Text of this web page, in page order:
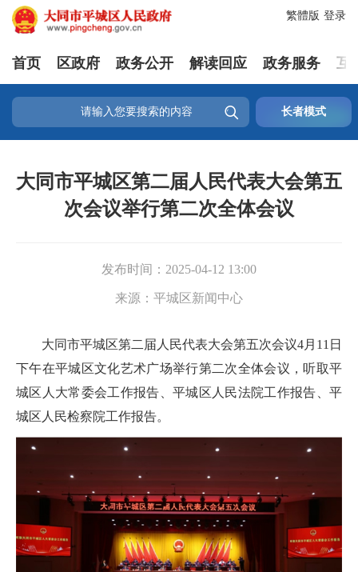
登录
繁體版
首页 区政府 政务公开 解读回应 政务服务 互
 长者模式
大同市平城区第二届人民代表大会第五
次会议举行第二次全体会议
发布时间： 2025-04-12 13:00
来源： 平城区新闻中心
大同市平城区第二届人民代表大会第五次会议4月11日
下午在平城区文化艺术广场举行第二次全体会议，听取平
城区人大常委会工作报告、平城区人民法院工作报告、平
城区人民检察院工作报告。